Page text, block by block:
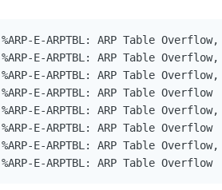
2147452483 	2014-Mar-10 23:18:16	Error 	%ARP-E-ARPTBL: ARP Table